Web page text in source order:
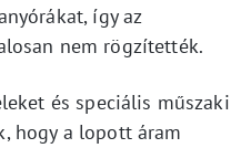
így az
nem rögzítették.
és speciális műszaki
hogy a lopott áram